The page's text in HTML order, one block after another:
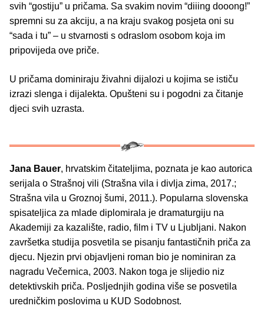
svih “gostiju” u pričama. Sa svakim novim “diiing dooong!”
spremni su za akciju, a na kraju svakog posjeta oni su
“sada i tu” – u stvarnosti s odraslom osobom koja im
pripovijeda ove priče.
U pričama dominiraju živahni dijalozi u kojima se ističu
izrazi slenga i dijalekta. Opušteni su i pogodni za čitanje
djeci svih uzrasta.
Jana Bauer, hrvatskim čitateljima, poznata je kao autorica
serijala o Strašnoj vili (Strašna vila i divlja zima, 2017.;
Strašna vila u Groznoj šumi, 2011.). Popularna slovenska
spisateljica za mlade diplomirala je dramaturgiju na
Akademiji za kazalište, radio, film i TV u Ljubljani. Nakon
završetka studija posvetila se pisanju fantastičnih priča za
djecu. Njezin prvi objavljeni roman bio je nominiran za
nagradu Večernica, 2003. Nakon toga je slijedio niz
detektivskih priča. Posljednjih godina više se posvetila
uredničkim poslovima u KUD Sodobnost.